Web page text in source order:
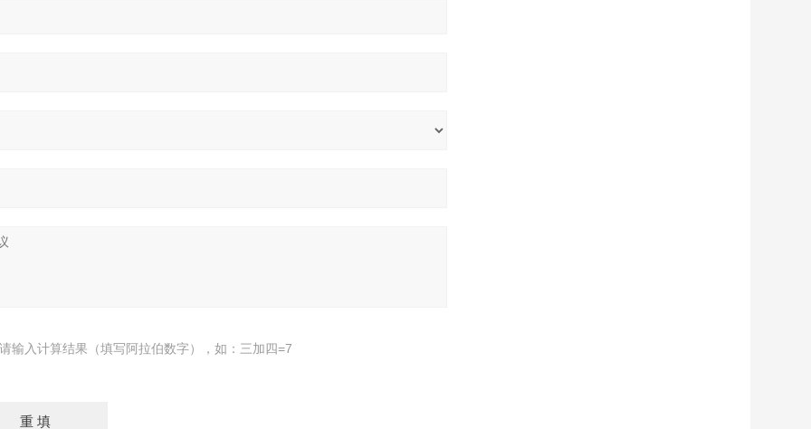
请输入计算结果（填写阿拉伯数字），如：三加四=7